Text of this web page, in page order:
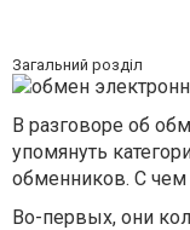
Загальний розділ
В разговоре об
упомянуть
обменников. С чем
Во-первых, они